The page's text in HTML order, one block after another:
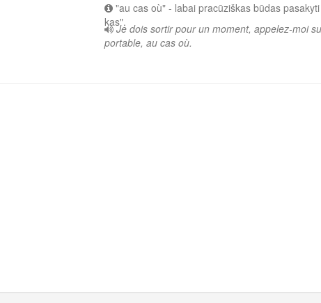
"au cas où" - labai pracūziškas būdas
kas".Je dois sortir pour un moment, appelez-moi
portable, au cas où.